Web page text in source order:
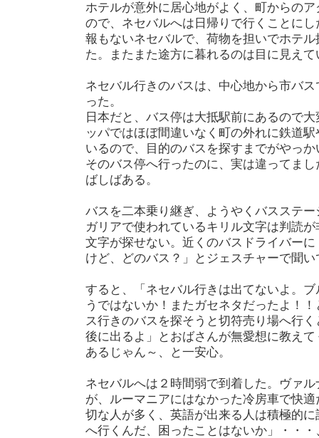
ホテルが意外に居心地がよく、町からの
ので、ネセバルへは日帰りで行くことに
報もないネセバルで、荷物を担いでホテ
た。またまた途方に暮れるのは目に見え
ネセバル行きのバスは、中心地から市バ
った。
日本だと、バス停は大抵駅前にあるので
ッパではほぼ間違いなく町の外れに鉄道
いるので、目的のバスを探すまでがやっ
そのバス停へ行ったのに、実は違ってま
ばしばある。
バスを二本乗り継ぎ、ようやくバスステ
ガリアで使われているキリル文字は判読
文字が探せない。近くのバスドライバー
けど、どのバス？」とジェスチャーで聞い
すると、「ネセバル行きは出てないよ。
うではないか！またガセネタだったよ！
ス行きのバスを探そうと切符売り場へ行
後に出るよ」とおばさんが無愛想に教え
あるじゃん～、と一安心。
ネセバルへは２時間弱で到着した。ヴァ
が、ルーマニアにはなかった冷房車で快
切な人が多く、英語が出来る人は積極的
へ行くんだ、困ったことはないか」・・